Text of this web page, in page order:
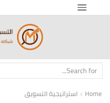
Home استراتيجية التسويق